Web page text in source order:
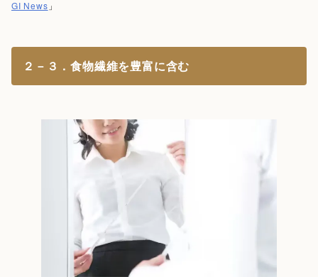
GI News 」
２－３．食物繊維を豊富に含む